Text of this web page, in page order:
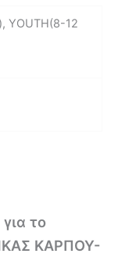
YOUTH(8-12
το
ΚΑΡΠΟΥ-